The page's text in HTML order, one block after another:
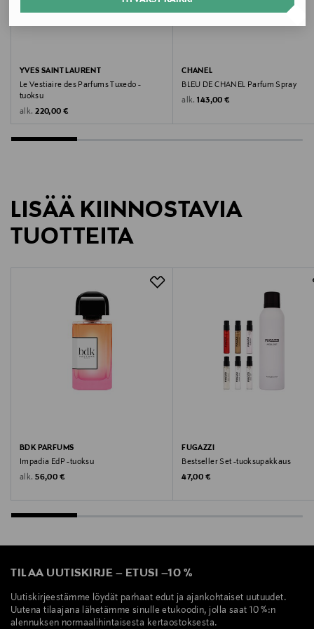
Valmistajan tuotenumero
GCEX100
Hammarbybacken 27, 120 30 Stockholm, Sweden
Digitaalinen osoite
BDK Parfums, tuoksu, hajuvesi
YVES SAINT LAURENT
Le Vestiaire des Parfums Tuxedo -
tuoksu
alk. Original Price
220,00 €
CHANEL
BLEU DE CHANEL Parfum Spray
alk. Original Price
143,00 €
LISÄÄ KIINNOSTAVIA
TUOTTEITA
BDK PARFUMS
Impadia EdP -tuoksu
alk. Original Price
56,00 €
FUGAZZI
Bestseller Set -tuoksupakkaus
Original Price
47,00 €
TILAA UUTISKIRJE – ETUSI –10 %
Uutiskirjeestämme löydät parhaat edut ja ajankohtaiset uutuudet.
Uutena tilaajana lähetämme sinulle etukoodin, jolla saat 10 %:n
alennuksen normaalihintaisesta kertaostoksesta.